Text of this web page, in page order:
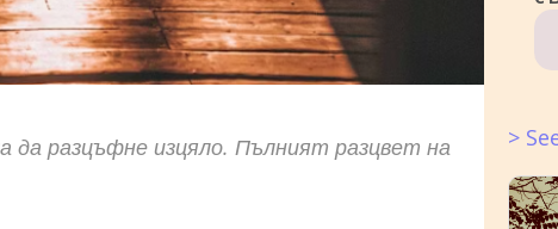
разцъфне изцяло. Пълният разцвет на
>